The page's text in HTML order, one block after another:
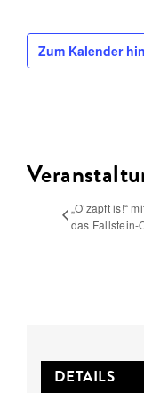
Zum Kalender
„O’zapft is!“
das Fallstein-
DETAILS